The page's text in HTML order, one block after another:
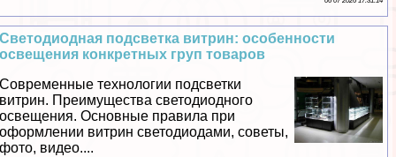
Светодиодная подсветка витрин: особенности
освещения конкретных груп товаров
Современные технологии подсветки
витрин. Преимущества светодиодного
освещения. Основные правила при
оформлении витрин светодиодами, советы,
фото, видео....